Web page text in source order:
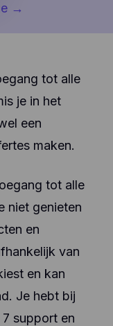
→
tot alle
je in het
een
maken.
tot alle
niet genieten
en
van
en kan
Je hebt bij
support en